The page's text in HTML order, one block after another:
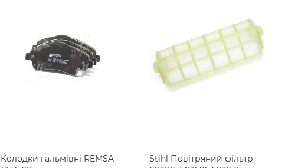
Колодки гальмівні REMSA
Stihl Повітряний фільтр